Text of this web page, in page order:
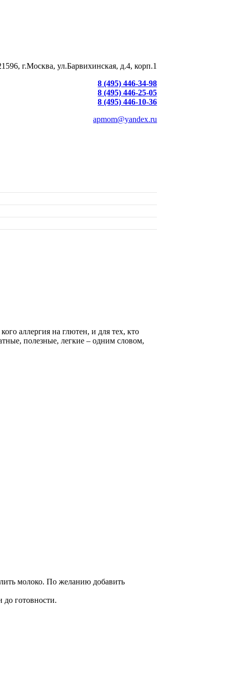
г.Москва, ул.Барвихинская, д.4, корп.1
8 (495) 446-34-98
8 (495) 446-25-05
8 (495) 446-10-36
apmom@yandex.ru
аллергия на глютен, и для тех, кто
полезные, легкие – одним словом,
молоко. По желанию добавить
до готовности.